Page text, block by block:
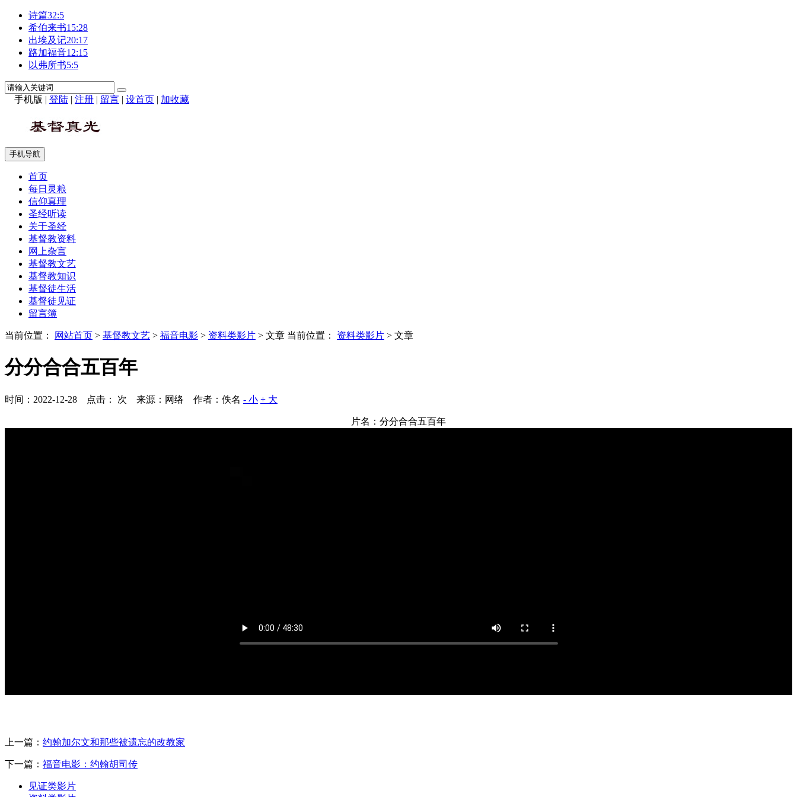
诗篇32:5
希伯来书15:28
出埃及记20:17
路加福音12:15
以弗所书5:5
手机版 | 登陆 | 注册 | 留言 | 设首页 | 加收藏
手机导航
首页
每日灵粮
信仰真理
圣经听读
关于圣经
基督教资料
网上杂言
基督教文艺
基督教知识
基督徒生活
基督徒见证
留言簿
当前位置： 网站首页 > 基督教文艺 > 福音电影 > 资料类影片 > 文章 当前位置： 资料类影片 > 文章
分分合合五百年
时间：2022-12-28 点击： 次 来源：网络 作者：佚名 - 小 + 大
片名：分分合合五百年
上一篇： 约翰加尔文和那些被遗忘的改教家
下一篇： 福音电影：约翰胡司传
见证类影片